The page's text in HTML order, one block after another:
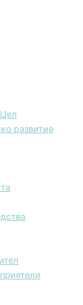
развитие